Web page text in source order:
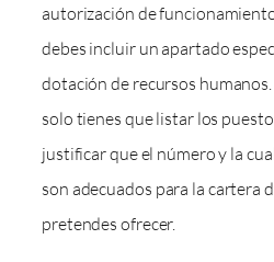
autorización de
debes incluir un apartado
dotación de recursos
solo tienes que listar los
justificar que el número y la
son adecuados para la cartera
pretendes ofrecer.